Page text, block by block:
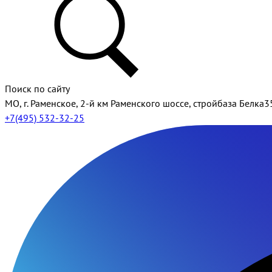
Поиск по сайту
МО, г. Раменское, 2-й км Раменского шоссе, стройбаза
+7(495) 532-32-25